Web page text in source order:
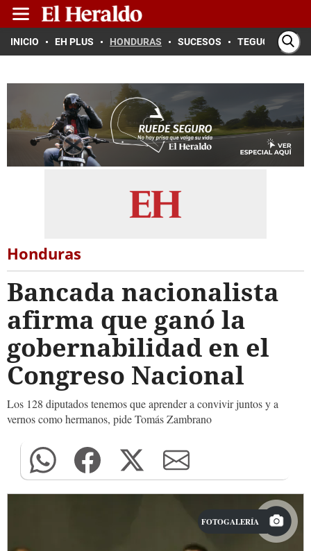
INICIO EH PLUS HONDURAS SUCESOS TEGUCIGALPA
Honduras
Bancada nacionalista
afirma que ganó la
gobernabilidad en el
Congreso Nacional
Los 128 diputados tenemos que aprender a convivir juntos y a
vernos como hermanos, pide Tomás Zambrano
FOTOGALERÍA